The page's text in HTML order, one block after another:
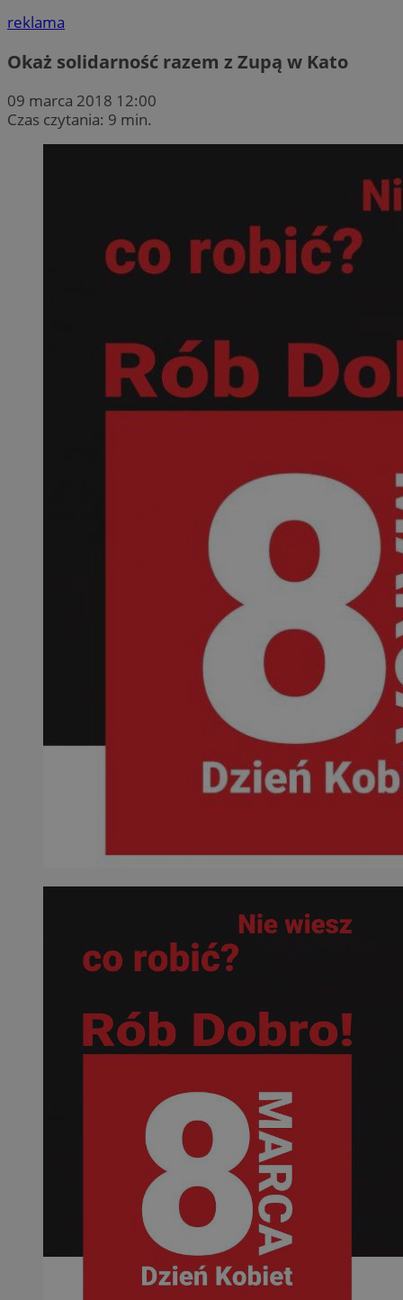
reklama
Okaż solidarność razem z Zupą w Kato
09 marca 2018 12:00
Czas czytania: 9 min.